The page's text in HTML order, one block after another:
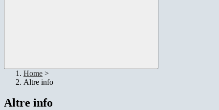
Home >
Altre info
Altre info